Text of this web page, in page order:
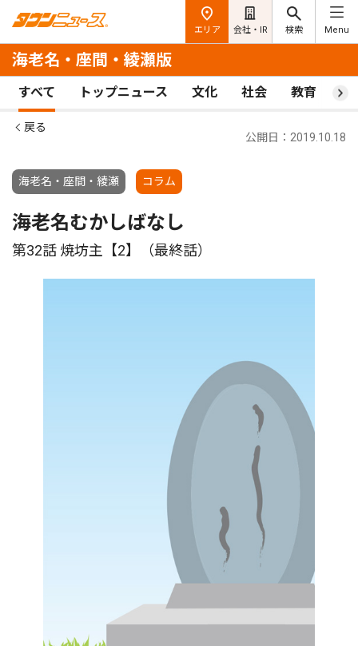
エリア 会社・IR 検索 Menu
海老名・座間・綾瀬版
すべて トップニュース 文化 社会 教育 ス
戻る
海老名・座間・綾瀬 コラム
公開日：2019.10.18
海老名むかしばなし
第32話 焼坊主【2】（最終話）